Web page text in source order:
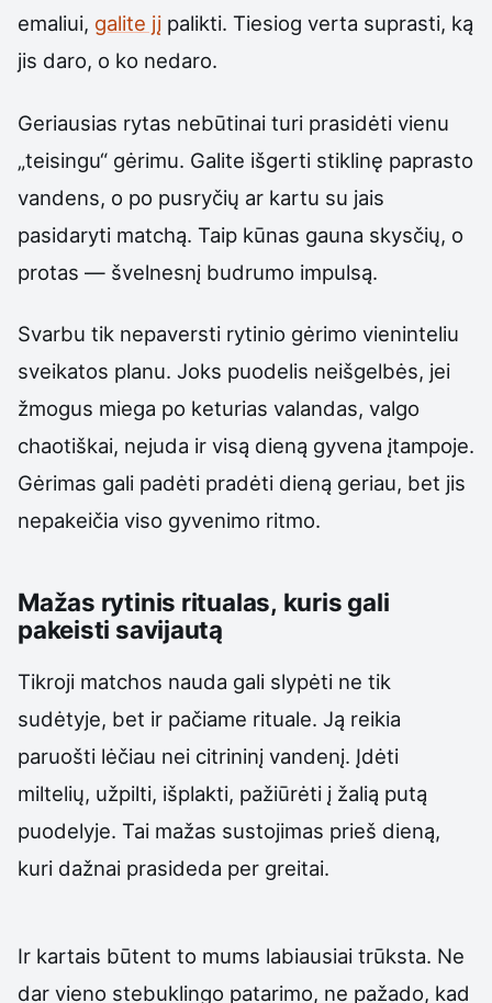
emaliui, galite jį palikti. Tiesiog verta suprasti, ką
jis daro, o ko nedaro.
Geriausias rytas nebūtinai turi prasidėti vienu
„teisingu“ gėrimu. Galite išgerti stiklinę paprasto
vandens, o po pusryčių ar kartu su jais
pasidaryti matchą. Taip kūnas gauna skysčių, o
protas — švelnesnį budrumo impulsą.
Svarbu tik nepaversti rytinio gėrimo vieninteliu
sveikatos planu. Joks puodelis neišgelbės, jei
žmogus miega po keturias valandas, valgo
chaotiškai, nejuda ir visą dieną gyvena įtampoje.
Gėrimas gali padėti pradėti dieną geriau, bet jis
nepakeičia viso gyvenimo ritmo.
Mažas rytinis ritualas, kuris gali
pakeisti savijautą
Tikroji matchos nauda gali slypėti ne tik
sudėtyje, bet ir pačiame rituale. Ją reikia
paruošti lėčiau nei citrininį vandenį. Įdėti
miltelių, užpilti, išplakti, pažiūrėti į žalią putą
puodelyje. Tai mažas sustojimas prieš dieną,
kuri dažnai prasideda per greitai.
Ir kartais būtent to mums labiausiai trūksta. Ne
dar vieno stebuklingo patarimo, ne pažado, kad